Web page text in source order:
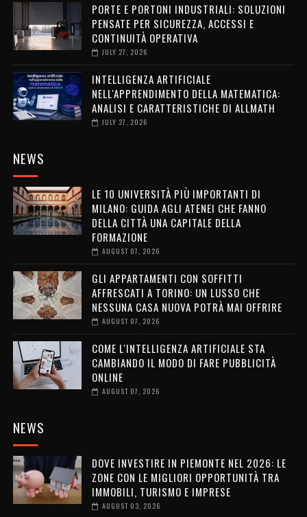
PORTE E PORTONI INDUSTRIALI: SOLUZIONI
PENSATE PER SICUREZZA, ACCESSI E
CONTINUITÀ OPERATIVA
JULY 27, 2026
INTELLIGENZA ARTIFICIALE
NELL'APPRENDIMENTO DELLA MATEMATICA:
ANALISI E CARATTERISTICHE DI ALLMATH
JULY 27, 2026
NEWS
LE 10 UNIVERSITÀ PIÙ IMPORTANTI DI
MILANO: GUIDA AGLI ATENEI CHE FANNO
DELLA CITTÀ UNA CAPITALE DELLA
FORMAZIONE
AUGUST 07, 2026
GLI APPARTAMENTI CON SOFFITTI
AFFRESCATI A TORINO: UN LUSSO CHE
NESSUNA CASA NUOVA POTRÀ MAI OFFRIRE
AUGUST 07, 2026
COME L'INTELLIGENZA ARTIFICIALE STA
CAMBIANDO IL MODO DI FARE PUBBLICITÀ
ONLINE
AUGUST 07, 2026
NEWS
DOVE INVESTIRE IN PIEMONTE NEL 2026: LE
ZONE CON LE MIGLIORI OPPORTUNITÀ TRA
IMMOBILI, TURISMO E IMPRESE
AUGUST 03, 2026